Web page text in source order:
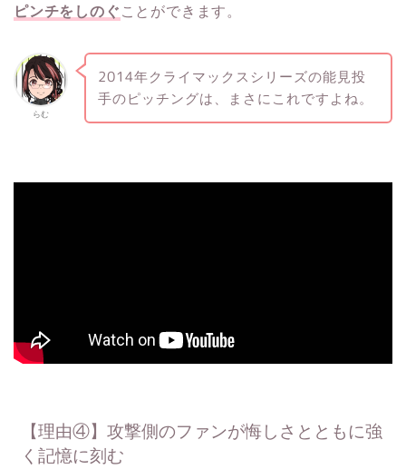
ピンチをしのぐことができます。
らむ
2014年クライマックスシリーズの能見投
手のピッチングは、まさにこれですよね。
【理由④】攻撃側のファンが悔しさとともに強
く記憶に刻む